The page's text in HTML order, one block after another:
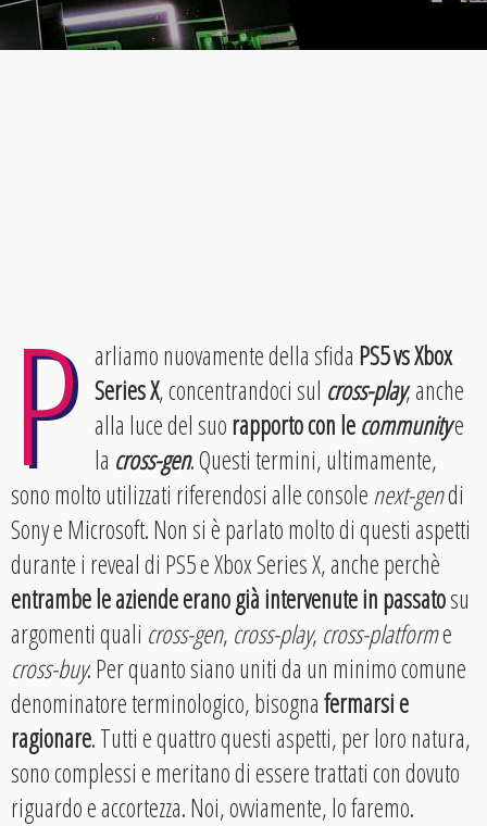
P arliamo nuovamente della sfida PS5 vs Xbox
Series X, concentrandoci sul cross-play, anche
alla luce del suorapporto con lecommunitye
la cross-gen. Questi termini, ultimamente,
sono molto utilizzati riferendosi alle consolenext-gendi
Sony e Microsoft. Non si è parlato molto di questi aspetti
durante i reveal di PS5 e Xbox Series X, anche perchè
entrambe le aziende erano già intervenute in passatosu
argomenti quali cross-gen, cross-play, cross-platforme
cross-buy. Per quanto siano uniti da un minimo comune
denominatore terminologico, bisognafermarsi e
ragionare. Tutti e quattro questi aspetti, per loro natura,
sono complessi e meritano di essere trattati con dovuto
riguardo e accortezza. Noi, ovviamente, lo faremo.